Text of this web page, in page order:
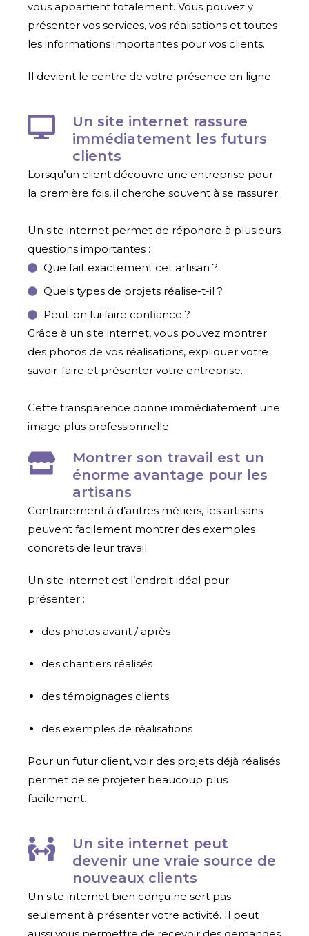
vous appartient totalement. Vous pouvez y
présenter vos services, vos réalisations et toutes
les informations importantes pour vos clients.
Il devient le centre de votre présence en ligne.
Un site internet rassure
immédiatement les futurs
clients
Lorsqu’un client découvre une entreprise pour
la première fois, il cherche souvent à se rassurer.
Un site internet permet de répondre à plusieurs
questions importantes :
Que fait exactement cet artisan ?
Quels types de projets réalise-t-il ?
Peut-on lui faire confiance ?
Grâce à un site internet, vous pouvez montrer
des photos de vos réalisations, expliquer votre
savoir-faire et présenter votre entreprise.
Cette transparence donne immédiatement une
image plus professionnelle.
Montrer son travail est un
énorme avantage pour les
artisans
Contrairement à d’autres métiers, les artisans
peuvent facilement montrer des exemples
concrets de leur travail.
Un site internet est l’endroit idéal pour
présenter :
des photos avant / après
des chantiers réalisés
des témoignages clients
des exemples de réalisations
Pour un futur client, voir des projets déjà réalisés
permet de se projeter beaucoup plus
facilement.
Un site internet peut
devenir une vraie source de
nouveaux clients
Un site internet bien conçu ne sert pas
seulement à présenter votre activité. Il peut